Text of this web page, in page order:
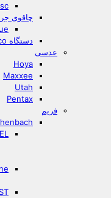
چاقوی
دستگاه phaco
عدسی
Hoya
Maxxee
Utah
Pentax
فریم